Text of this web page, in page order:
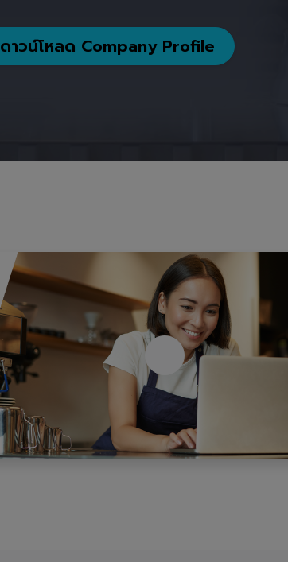
ดาวน์โหลด Company Profile